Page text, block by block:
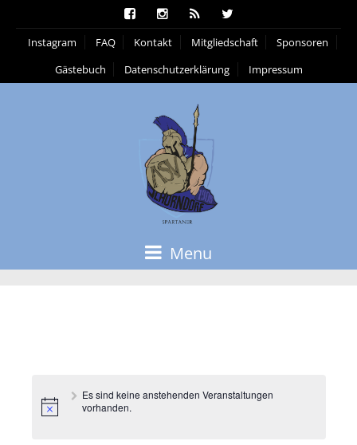
Instagram FAQ Kontakt Mitgliedschaft
Sponsoren
Gästebuch
Datenschutzerklärung Impressum
Menu
Es sind keine anstehenden Veranstaltungen
vorhanden.